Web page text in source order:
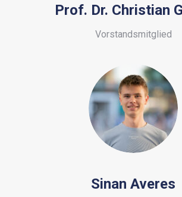
Prof. Dr. Christian
Vorstandsmitglied
Sinan Averes